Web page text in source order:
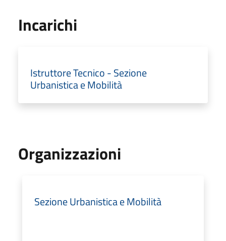
Incarichi
Istruttore Tecnico - Sezione
Urbanistica e Mobilità
Organizzazioni
Sezione Urbanistica e Mobilità